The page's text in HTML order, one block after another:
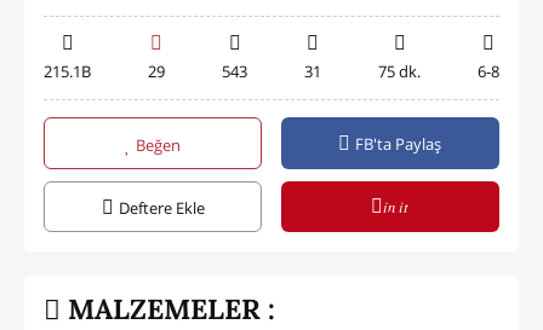
215.1B 29 543 31 75 dk. 6-8
Beğen FB'ta Paylaş
Deftere Ekle in it
MALZEMELER :